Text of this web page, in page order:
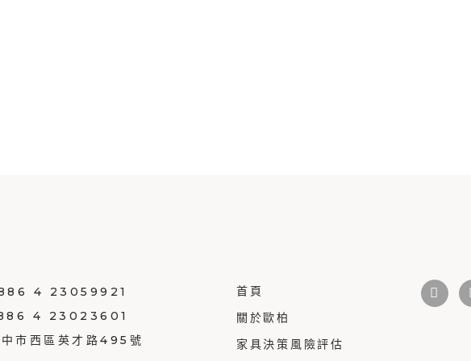
4 23059921
4 23023601
市西區英才路495號
首頁
關於歐柏
家具決策風險評估